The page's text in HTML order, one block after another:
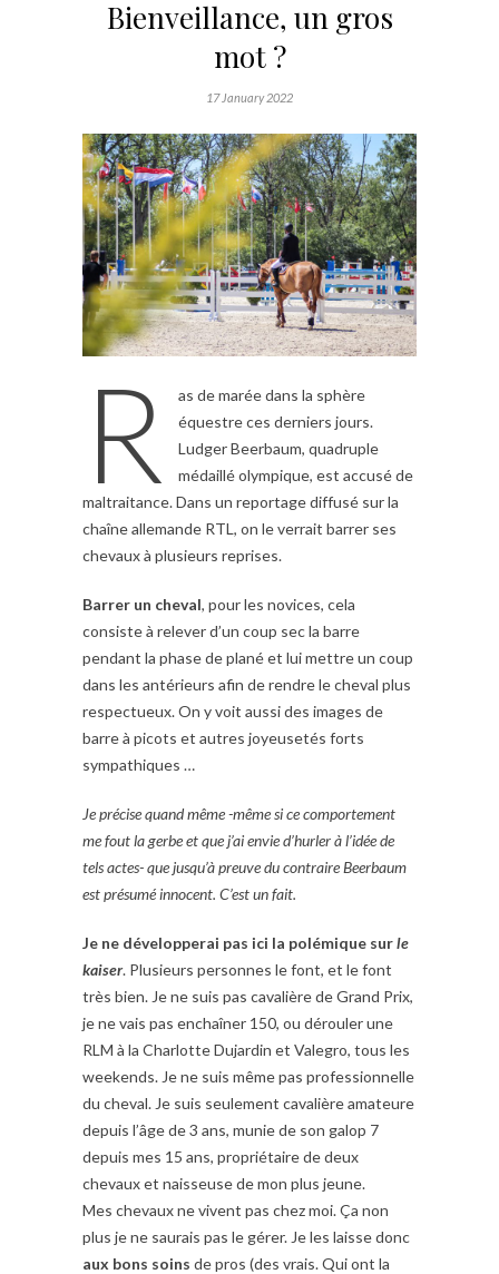
Bienveillance, un gros
mot ?
17 January 2022
R
as de marée dans la sphère
équestre ces derniers jours.
Ludger Beerbaum, quadruple
médaillé olympique, est accusé de
maltraitance. Dans un reportage diffusé sur la
chaîne allemande RTL, on le verrait barrer ses
chevaux à plusieurs reprises.
Barrer un cheval, pour les novices, cela
consiste à relever d’un coup sec la barre
pendant la phase de plané et lui mettre un coup
dans les antérieurs afin de rendre le cheval plus
respectueux. On y voit aussi des images de
barre à picots et autres joyeusetés forts
sympathiques …
Je précise quand même -même si ce comportement
me fout la gerbe et que j’ai envie d’hurler à l’idée de
tels actes- que jusqu’à preuve du contraire Beerbaum
est présumé innocent. C’est un fait.
Je ne développerai pas ici la polémique surle
kaiser. Plusieurs personnes le font, et le font
très bien. Je ne suis pas cavalière de Grand Prix,
je ne vais pas enchaîner 150, ou dérouler une
RLM à la Charlotte Dujardin et Valegro, tous les
weekends. Je ne suis même pas professionnelle
du cheval. Je suis seulement cavalière amateure
depuis l’âge de 3 ans, munie de son galop 7
depuis mes 15 ans, propriétaire de deux
chevaux et naisseuse de mon plus jeune.
Mes chevaux ne vivent pas chez moi. Ça non
plus je ne saurais pas le gérer. Je les laisse donc
aux bons soins de pros (des vrais. Qui ont la